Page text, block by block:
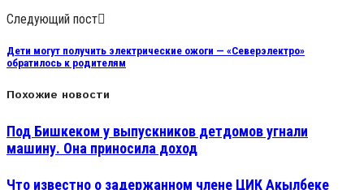
Следующий пост
Дети могут получить электрические ожоги — «Северэлектро»
обратилось к родителям
Похожие новости
Под Бишкеком у выпускников детдомов угнали
машину. Она приносила доход
Что известно о задержанном члене ЦИК Акылбеке